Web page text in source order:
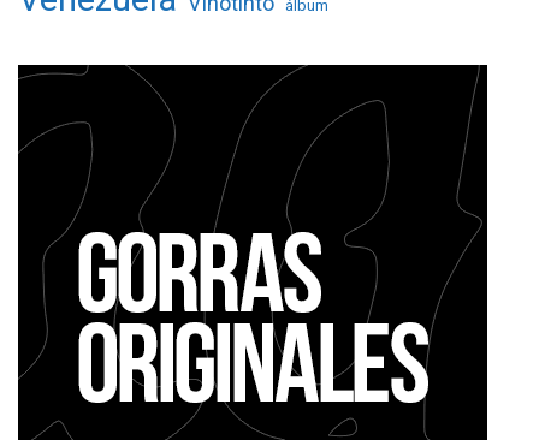
álbum